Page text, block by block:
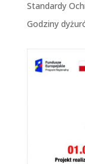
Standardy
Godziny